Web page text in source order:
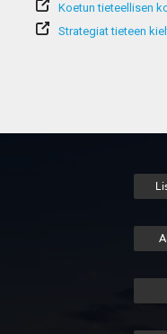
Koetun tieteellisen
Strategiat tieteen